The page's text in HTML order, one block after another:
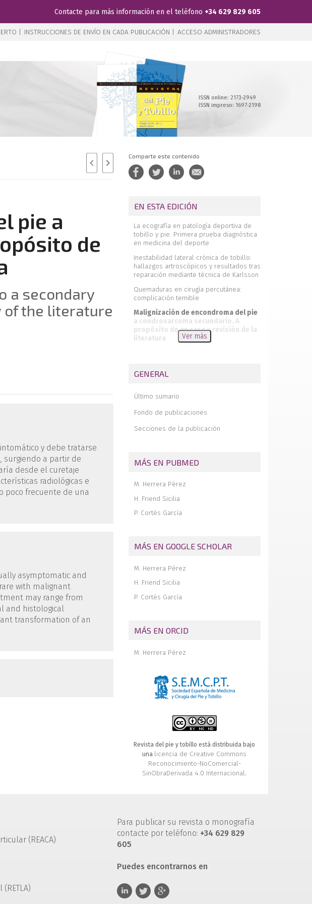
Contacte para más información en el teléfono +34 629 829 605
| INSTRUCCIONES DE ENVÍO EN CADA PUBLICACIÓN | ACCESO ADMINISTRADORES
ISSN online: 2173-2949
ISSN impreso: 1697-2198
pie a
de
a secondary
of the literature
y debe tratarse
surgiendo a partir de
desde el curetaje
radiológicas e
poco frecuente de una
asymptomatic and
with malignant
may range from
and histological
transformation of an
Comparte este contenido
EN ESTA EDICIÓN
La ecografía en patología deportiva de
tobillo y pie. Primera prueba diagnóstica
en medicina del deporte
Inestabilidad lateral crónica de tobillo:
hallazgos artroscópicos y resultados tras
reparación mediante técnica de Karlsson
Quemaduras en cirugía percutánea:
complicación temible
Malignización de encondroma del pie
a condrosarcoma secundario. A
propósito de un caso y revisión de la
literatura
propósito de un caso
por mínima incisión
Memoria de la rotación realizada en
cirugía de pie y tobillo en el Hospital 12
de Octubre
Ver más
GENERAL
Último sumario
Fondo de publicaciones
Secciones de la publicación
MÁS EN PUBMED
M. Herrera Pérez
H. Friend Sicilia
P. Cortés García
MÁS EN GOOGLE SCHOLAR
M. Herrera Pérez
H. Friend Sicilia
P. Cortés García
MÁS EN ORCID
M. Herrera Pérez
Revista del pie y tobillo está distribuida bajo
una licencia de Creative Commons
Reconocimiento-NoComercial-
SinObraDerivada 4.0 Internacional.
(REACA)
Para publicar su revista o monografía
contacte por teléfono: +34 629 829
605
Puedes encontrarnos en